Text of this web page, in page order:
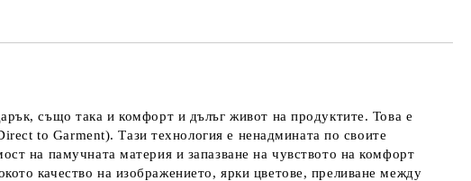
също така и комфорт и дълъг живот на продуктите. Това е
to Garment). Тази технология е ненадмината по своите
на памучната материя и запазване на чувството на комфорт
качество на изображението, ярки цветове, преливане между